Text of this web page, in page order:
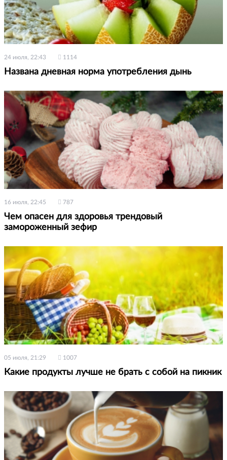
24 июля, 22:43 1114
Названа дневная норма употребления дынь
16 июля, 22:45 787
Чем опасен для здоровья трендовый
замороженный зефир
05 июля, 21:29 1007
Какие продукты лучше не брать с собой на пикник